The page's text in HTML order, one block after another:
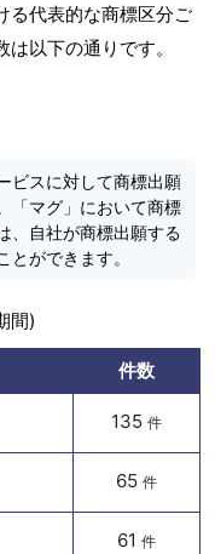
る代表的な商標区分ご
以下の通りです。
ビスに対して商標出願
「マグ」において商標
、自社が商標出願する
ができます。
間)
件数
135 件
65 件
61 件